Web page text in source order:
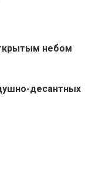
небом
десантных